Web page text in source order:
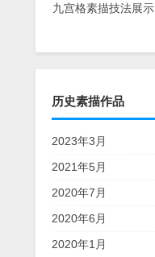
九宫格素描技法展示
历史素描作品
2023年3月
2021年5月
2020年7月
2020年6月
2020年1月